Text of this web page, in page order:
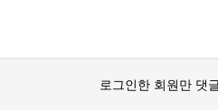
로그인한 회원만 댓